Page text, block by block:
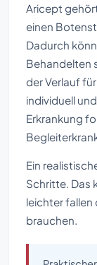
Aricept
einen
Dadurch
Behandelten
der Verlauf
individuell
Erkrankung
Ein
Schritte. Das
leichter fallen
brauchen.